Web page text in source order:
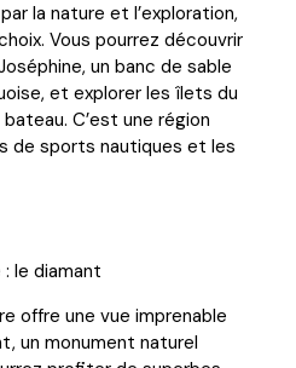
la nature et l’exploration,
Vous pourrez découvrir
un banc de sable
et explorer les îlets du
C’est une région
de sports nautiques et les
offre une vue imprenable
un monument naturel